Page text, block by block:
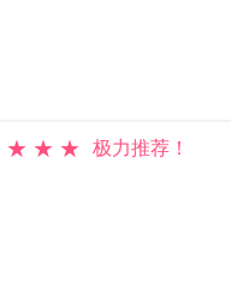
★ ★ ★ 极力推荐！